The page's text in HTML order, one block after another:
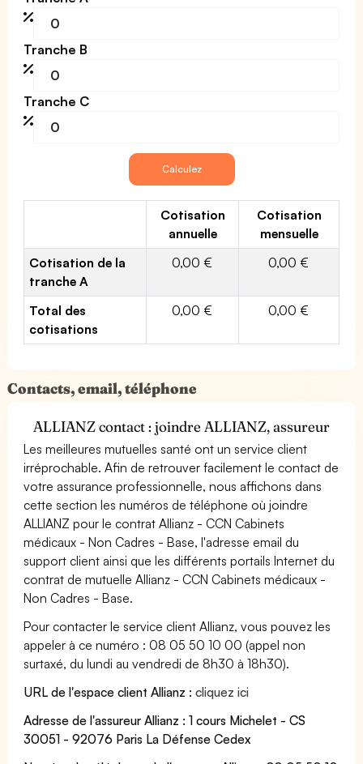
Tranche B
Tranche C
Cotisation
annuelle
Cotisation
mensuelle
Cotisation de la
tranche A
0,00 € 0,00 €
Total des
cotisations
0,00 € 0,00 €
Contacts, email, téléphone
ALLIANZ contact : joindre ALLIANZ, assureur
Les meilleures mutuelles santé ont un service client
irréprochable. Afin de retrouver facilement le contact de
votre assurance professionnelle, nous affichons dans
cette section les numéros de téléphone où joindre
ALLIANZ pour le contrat Allianz - CCN Cabinets
médicaux - Non Cadres - Base, l'adresse email du
support client ainsi que les différents portails Internet du
contrat de mutuelle Allianz - CCN Cabinets médicaux -
Non Cadres - Base.
Pour contacter le service client Allianz, vous pouvez les
appeler à ce numéro : 08 05 50 10 00 (appel non
surtaxé, du lundi au vendredi de 8h30 à 18h30).
URL de l'espace client Allianz :cliquez ici
Adresse de l'assureur Allianz : 1 cours Michelet - CS
30051 - 92076 Paris La Défense Cedex